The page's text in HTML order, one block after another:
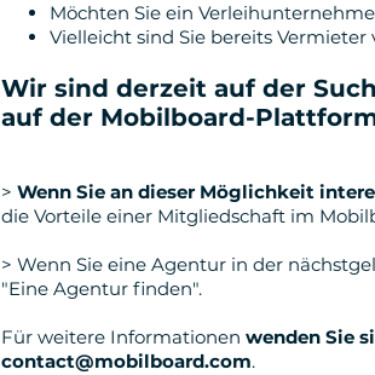
Möchten Sie ein
Vielleicht sind Sie bereits
Wir sind derzeit auf der
auf der Mobilboard-
> Wenn Sie an dieser Möglichkeit
die Vorteile einer Mitgliedschaft im
> Wenn Sie eine Agentur in der
"Eine Agentur finden".
Für weitere Informationen wenden Sie
contact@mobilboard.com.